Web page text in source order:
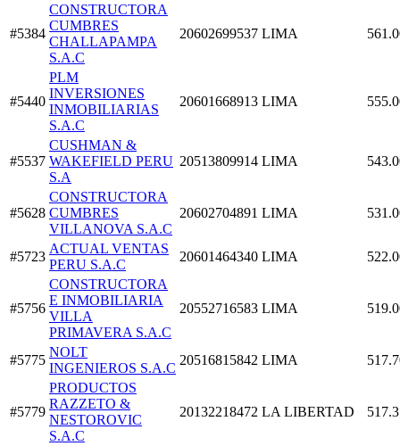
#5384
CONSTRUCTORA
CUMBRES
CHALLAPAMPA
S.A.C
20602699537 LIMA
#5440
PLM
INVERSIONES
INMOBILIARIAS
S.A.C
20601668913 LIMA
#5537
CUSHMAN &
WAKEFIELD PERU
S.A
20513809914 LIMA
#5628
CONSTRUCTORA
CUMBRES
VILLANOVA S.A.C
20602704891 LIMA
#5723
ACTUAL VENTAS
PERU S.A.C
20601464340 LIMA
#5756
CONSTRUCTORA
E INMOBILIARIA
VILLA
PRIMAVERA S.A.C
20552716583 LIMA
#5775
NOLT
INGENIEROS S.A.C
20516815842 LIMA
#5779
PRODUCTOS
RAZZETO &
NESTOROVIC
S.A.C
20132218472 LA LIBERTAD